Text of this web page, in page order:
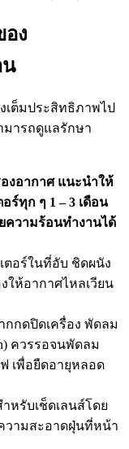
ง
น
เต็มประสิทธิภาพไป
มารถดูแลรักษา
งอากาศ แนะนำให้
ร์ทุก ๆ 1 – 3 เดือน
ความร้อนทำงานได้
ตอร์ในที่อับ ชิดผนัง
ให้อากาศไหลเวียน
กกดปิดเครื่อง พัดลม
ควรรอจนพัดลม
เพื่อยืดอายุหลอด
หรับเช็ดเลนส์โดย
วามสะอาดฝุ่นที่หน้า